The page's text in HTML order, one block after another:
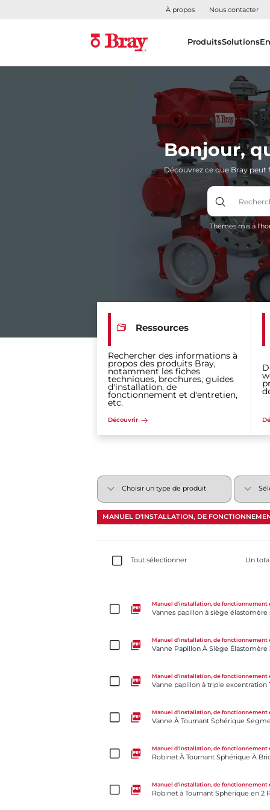
À propos Nous contacter
ProduitsSolutions
Bonjour,
Découvrez ce que Bray
Thèmes mis à
Ressources
Rechercher des informations à
propos des produits Bray,
notamment les fiches
techniques, brochures, guides
d'installation, de
fonctionnement et d'entretien,
etc.
Découvrir
MANUEL D'INSTALLATION, DE
Tout sélectionner Un
Manuel d'installation, de
Vannes papillon à siège élastomère
Manuel d'installation, de
Vanne Papillon À Siège Élastomère
Manuel d'installation, de
Vanne papillon à triple excentration
Manuel d'installation, de
Vanne À Tournant Sphérique
Manuel d'installation, de
Robinet À Tournant Sphérique À
Manuel d'installation, de
Robinet à Tournant Sphérique en 2